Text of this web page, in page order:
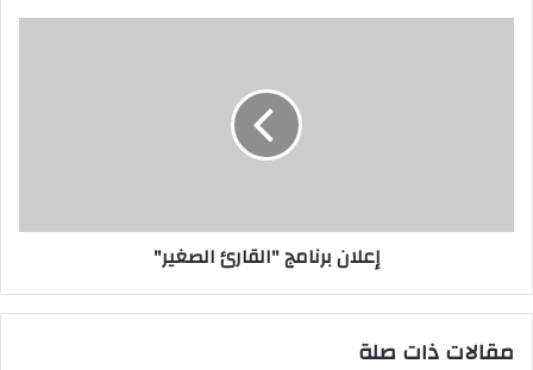
إعلان برنامج "القارئ الصغير"
مقالات ذات صلة